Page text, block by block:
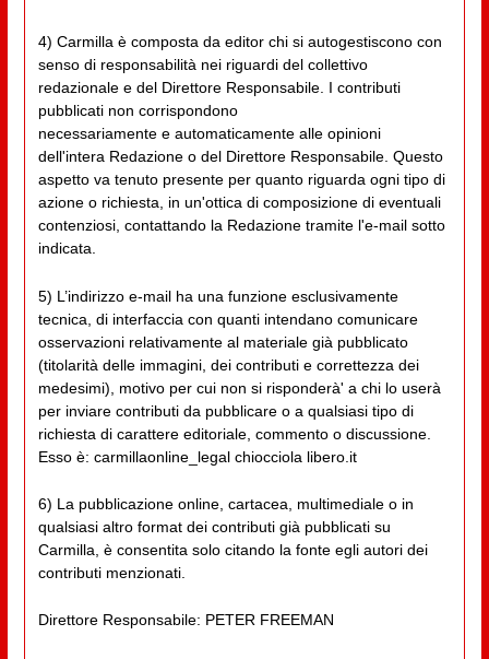
4) Carmilla è composta da editor chi si autogestiscono con
senso di responsabilità nei riguardi del collettivo
redazionale e del Direttore Responsabile. I contributi
pubblicati non corrispondono
necessariamente e automaticamente alle opinioni
dell'intera Redazione o del Direttore Responsabile. Questo
aspetto va tenuto presente per quanto riguarda ogni tipo di
azione o richiesta, in un'ottica di composizione di eventuali
contenziosi, contattando la Redazione tramite l'e-mail sotto
indicata.
5) L’indirizzo e-mail ha una funzione esclusivamente
tecnica, di interfaccia con quanti intendano comunicare
osservazioni relativamente al materiale già pubblicato
(titolarità delle immagini, dei contributi e correttezza dei
medesimi), motivo per cui non si risponderà' a chi lo userà
per inviare contributi da pubblicare o a qualsiasi tipo di
richiesta di carattere editoriale, commento o discussione.
Esso è: carmillaonline_legal chiocciola libero.it
6) La pubblicazione online, cartacea, multimediale o in
qualsiasi altro format dei contributi già pubblicati su
Carmilla, è consentita solo citando la fonte egli autori dei
contributi menzionati.
Direttore Responsabile: PETER FREEMAN